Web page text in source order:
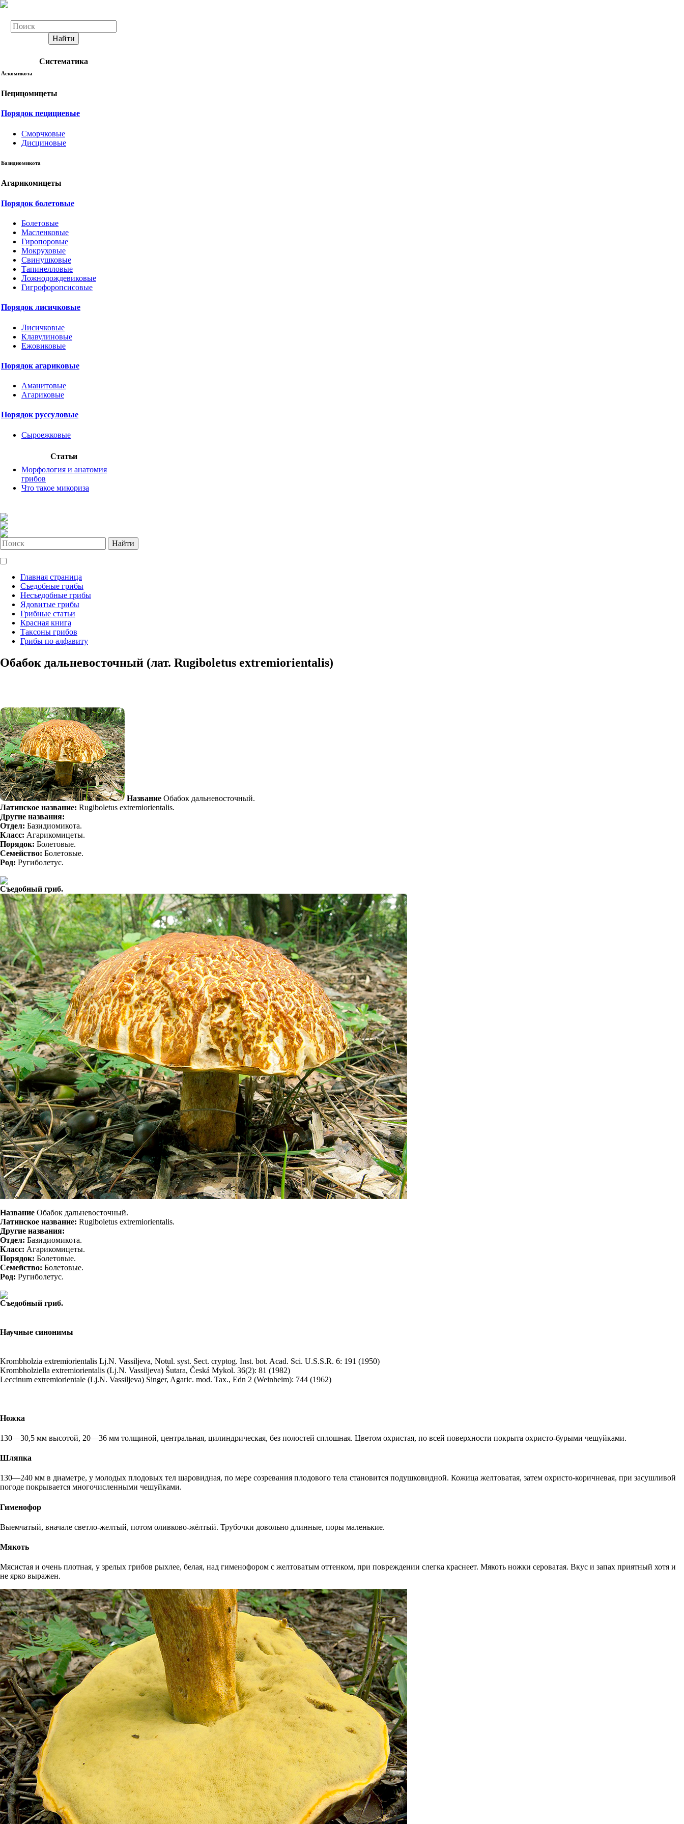
Найти
Систематика
Аскомикота
Пецицомицеты
Порядок пецициевые
Сморчковые
Дисциновые
Базидиомикота
Агарикомицеты
Порядок болетовые
Болетовые
Масленковые
Гиропоровые
Мокруховые
Свинушковые
Тапинелловые
Ложнодождевиковые
Гигрофоропсисовые
Порядок лисичковые
Лисичковые
Клавулиновые
Ежовиковые
Порядок агариковые
Аманитовые
Агариковые
Порядок руссуловые
Сыроежковые
Статьи
Морфология и анатомия
грибов
Что такое микориза
Найти
Главная страница
Съедобные грибы
Несъедобные грибы
Ядовитые грибы
Грибные статьи
Красная книга
Таксоны грибов
Грибы по алфавиту
Обабок дальневосточный (лат. Rugiboletus extremiorientalis)
Название Обабок дальневосточный.
Латинское название: Rugiboletus extremiorientalis.
Другие названия:
Отдел: Базидиомикота.
Класс: Агарикомицеты.
Порядок: Болетовые.
Семейство: Болетовые.
Род: Ругиболетус.
Съедобный гриб.
Название Обабок дальневосточный.
Латинское название: Rugiboletus extremiorientalis.
Другие названия:
Отдел: Базидиомикота.
Класс: Агарикомицеты.
Порядок: Болетовые.
Семейство: Болетовые.
Род: Ругиболетус.
Съедобный гриб.
Научные синонимы
Krombholzia extremiorientalis Lj.N. Vassiljeva, Notul. syst. Sect. cryptog. Inst. bot. Acad. Sci. U.S.S.R. 6: 191 (1950)
Krombholziella extremiorientalis (Lj.N. Vassiljeva) Šutara, Česká Mykol. 36(2): 81 (1982)
Leccinum extremiorientale (Lj.N. Vassiljeva) Singer, Agaric. mod. Tax., Edn 2 (Weinheim): 744 (1962)
Ножка
130—30,5 мм высотой, 20—36 мм толщиной, центральная, цилиндрическая, без полостей сплошная. Цветом охристая, по всей поверхности покрыта охристо-бурыми чешуйками.
Шляпка
130—240 мм в диаметре, у молодых плодовых тел шаровидная, по мере созревания плодового тела становится подушковидной. Кожица желтоватая, затем охристо-коричневая, при засушливой
погоде покрывается многочисленными чешуйками.
Гименофор
Выемчатый, вначале светло-желтый, потом оливково-жёлтый. Трубочки довольно длинные, поры маленькие.
Мякоть
Мясистая и очень плотная, у зрелых грибов рыхлее, белая, над гименофором с желтоватым оттенком, при повреждении слегка краснеет. Мякоть ножки сероватая. Вкус и запах приятный хотя и
не ярко выражен.